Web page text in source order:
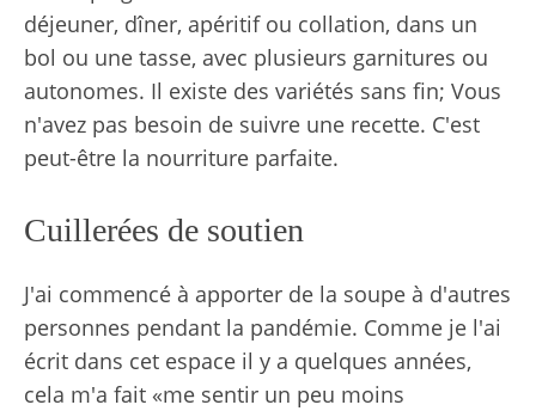
déjeuner, dîner, apéritif ou collation, dans un
bol ou une tasse, avec plusieurs garnitures ou
autonomes. Il existe des variétés sans fin; Vous
n'avez pas besoin de suivre une recette. C'est
peut-être la nourriture parfaite.
Cuillerées de soutien
J'ai commencé à apporter de la soupe à d'autres
personnes pendant la pandémie. Comme je l'ai
écrit dans cet espace il y a quelques années,
cela m'a fait «me sentir un peu moins